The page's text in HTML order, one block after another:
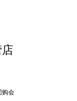
购会